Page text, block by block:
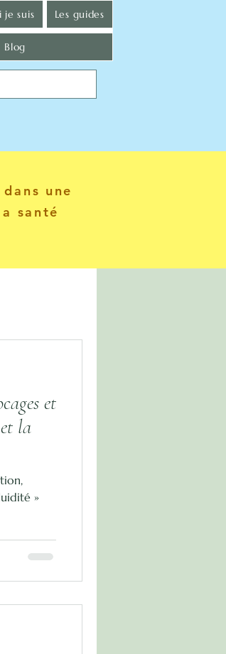
je suis Les guides
Blog
une
santé
et
la
»